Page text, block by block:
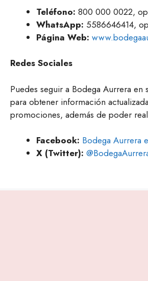
Teléfono: 800 000 0022,
WhatsApp: 5586646414,
Página Web:
Redes Sociales
Puedes seguir a Bodega Aurrera en
para obtener información
promociones, además de poder
Facebook: Bodega Aurrera
X (Twitter):